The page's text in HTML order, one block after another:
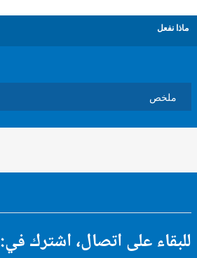
على اتصال، اشترك في: